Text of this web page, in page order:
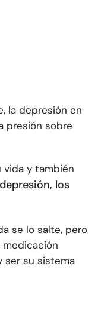
la depresión en
presión sobre
vida y también
los
se lo salte, pero
ser su sistema